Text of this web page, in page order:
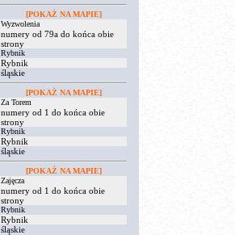
[POKAŻ NA MAPIE]
Wyzwolenia
numery od 79a do końca obie
strony
Rybnik
Rybnik
śląskie
[POKAŻ NA MAPIE]
Za Torem
numery od 1 do końca obie
strony
Rybnik
Rybnik
śląskie
[POKAŻ NA MAPIE]
Zajęcza
numery od 1 do końca obie
strony
Rybnik
Rybnik
śląskie